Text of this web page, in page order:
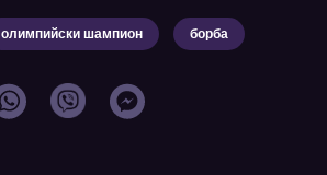
олимпийски шампион борба